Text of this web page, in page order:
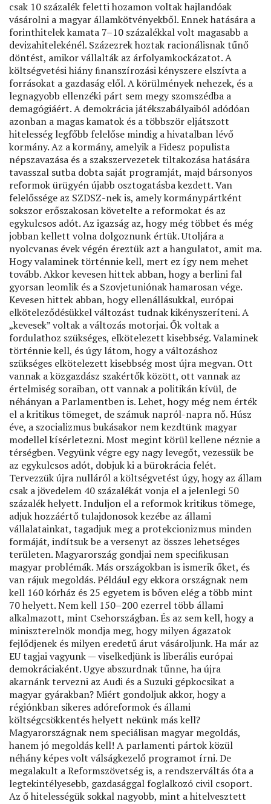
csak 10 százalék feletti hozamon voltak hajlandóak
vásárolni a magyar államkötvényekből. Ennek hatására a
forinthitelek kamata 7–10 százalékkal volt magasabb a
devizahitelekénél. Százezrek hoztak racionálisnak tűnő
döntést, amikor vállalták az árfolyamkockázatot. A
költségvetési hiány ﬁnanszírozási kényszere elszívta a
forrásokat a gazdaság elől. A körülmények nehezek, és a
legnagyobb ellenzéki párt sem megy szomszédba a
demagógiáért. A demokrácia játékszabályaiból adódóan
azonban a magas kamatok és a többször eljátszott
hitelesség legfőbb felelőse mindig a hivatalban lévő
kormány. Az a kormány, amelyik a Fidesz populista
népszavazása és a szakszervezetek tiltakozása hatására
tavasszal sutba dobta saját programját, majd bársonyos
reformok ürügyén újabb osztogatásba kezdett. Van
felelőssége az SZDSZ-nek is, amely kormánypártként
sokszor erőszakosan követelte a reformokat és az
egykulcsos adót. Az igazság az, hogy még többet és még
jobban kellett volna dolgoznunk értük. Utoljára a
nyolcvanas évek végén éreztük azt a hangulatot, amit ma.
Hogy valaminek történnie kell, mert ez így nem mehet
tovább. Akkor kevesen hittek abban, hogy a berlini fal
gyorsan leomlik és a Szovjetuniónak hamarosan vége.
Kevesen hittek abban, hogy ellenállásukkal, európai
elköteleződésükkel változást tudnak kikényszeríteni. A
„kevesek” voltak a változás motorjai. Ők voltak a
fordulathoz szükséges, elkötelezett kisebbség. Valaminek
történnie kell, és úgy látom, hogy a változáshoz
szükséges elkötelezett kisebbség most újra megvan. Ott
vannak a közgazdász szakértők között, ott vannak az
értelmiség soraiban, ott vannak a politikán kívül, de
néhányan a Parlamentben is. Lehet, hogy még nem érték
el a kritikus tömeget, de számuk napról-napra nő. Húsz
éve, a szocializmus bukásakor nem kezdtünk magyar
modellel kísérletezni. Most megint körül kellene néznie a
térségben. Vegyünk végre egy nagy levegőt, vezessük be
az egykulcsos adót, dobjuk ki a bürokrácia felét.
Tervezzük újra nulláról a költségvetést úgy, hogy az állam
csak a jövedelem 40 százalékát vonja el a jelenlegi 50
százalék helyett. Induljon el a reformok kritikus tömege,
adjuk hozzáértő tulajdonosok kezébe az állami
vállalatainkat, tagadjuk meg a protekcionizmus minden
formáját, indítsuk be a versenyt az összes lehetséges
területen. Magyarország gondjai nem speciﬁkusan
magyar problémák. Más országokban is ismerik őket, és
van rájuk megoldás. Például egy ekkora országnak nem
kell 160 kórház és 25 egyetem is bőven elég a több mint
70 helyett. Nem kell 150–200 ezerrel több állami
alkalmazott, mint Csehországban. És az sem kell, hogy a
miniszterelnök mondja meg, hogy milyen ágazatok
fejlődjenek és milyen eredetű árut vásároljunk. Ha már az
EU tagjai vagyunk — viselkedjünk is liberális európai
demokráciaként. Ugye abszurdnak tűnne, ha újra
akarnánk tervezni az Audi és a Suzuki gépkocsikat a
magyar gyárakban? Miért gondoljuk akkor, hogy a
régiónkban sikeres adóreformok és állami
költségcsökkentés helyett nekünk más kell?
Magyarországnak nem speciálisan magyar megoldás,
hanem jó megoldás kell! A parlamenti pártok közül
néhány képes volt válságkezelő programot írni. De
megalakult a Reformszövetség is, a rendszerváltás óta a
legtekintélyesebb, gazdasággal foglalkozó civil csoport.
Az ő hitelességük sokkal nagyobb, mint a hitelvesztett